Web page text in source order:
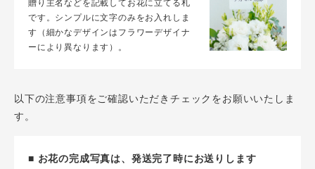
贈り主名などを記載してお花に立てる札
です。シンプルに文字のみをお入れしま
す（細かなデザインはフラワーデザイナ
ーにより異なります）。
以下の注意事項をご確認いただきチェックをお願いいたしま
す。
■ お花の完成写真は、発送完了時にお送りします